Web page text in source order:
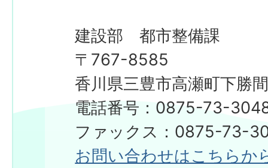
建設部 都市整備課
〒767-8585
香川県三豊市高瀬町下勝
電話番号：0875-73-
ファックス：0875-73-
お問い合わせはこちらか